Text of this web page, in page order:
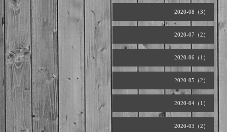
2020-08（3）
2020-07（2）
2020-06（1）
2020-05（2）
2020-04（1）
2020-03（2）